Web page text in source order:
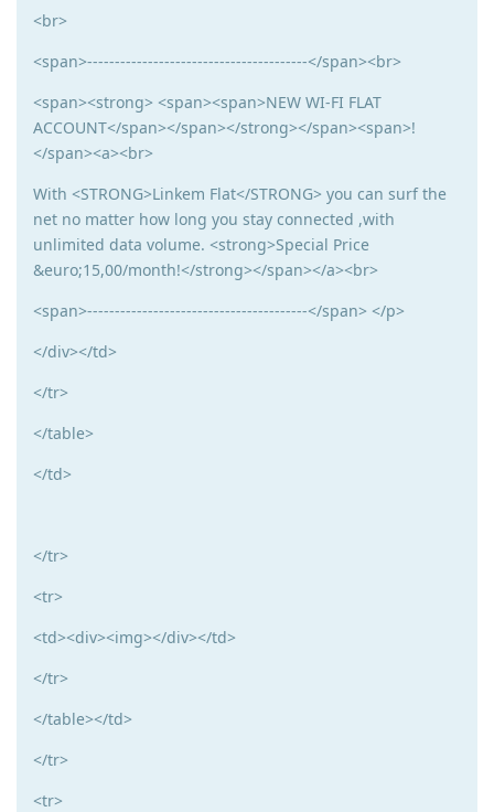
<br>
<span>----------------------------------------</span><br>
<span><strong> <span><span>NEW WI-FI FLAT
ACCOUNT</span></span></strong></span><span>!
</span><a><br>
With <STRONG>Linkem Flat</STRONG> you can surf the
net no matter how long you stay connected ,with
unlimited data volume. <strong>Special Price
&euro;15,00/month!</strong></span></a><br>
<span>----------------------------------------</span> </p>
</div></td>
</tr>
</table>
</td>
</tr>
<tr>
<td><div><img></div></td>
</tr>
</table></td>
</tr>
<tr>